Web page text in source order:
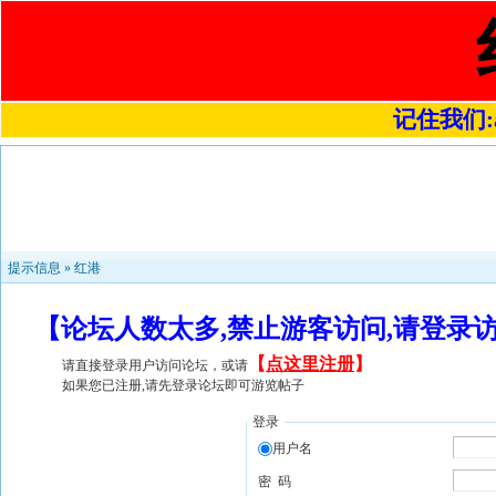
记住我们
提示信息 » 红港
【论坛人数太多,禁止游客访问,请登
请直接登录用户访问论坛，或请 【 点这里注册】
如果您已注册,请先登录论坛即可游览帖子
登录
用户名
密 码